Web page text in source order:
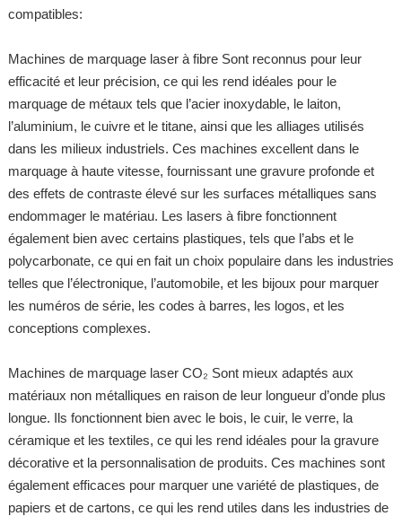
compatibles:
Machines de marquage laser à fibre Sont reconnus pour leur
efficacité et leur précision, ce qui les rend idéales pour le
marquage de métaux tels que l’acier inoxydable, le laiton,
l’aluminium, le cuivre et le titane, ainsi que les alliages utilisés
dans les milieux industriels. Ces machines excellent dans le
marquage à haute vitesse, fournissant une gravure profonde et
des effets de contraste élevé sur les surfaces métalliques sans
endommager le matériau. Les lasers à fibre fonctionnent
également bien avec certains plastiques, tels que l’abs et le
polycarbonate, ce qui en fait un choix populaire dans les industries
telles que l’électronique, l’automobile, et les bijoux pour marquer
les numéros de série, les codes à barres, les logos, et les
conceptions complexes.
Machines de marquage laser CO₂ Sont mieux adaptés aux
matériaux non métalliques en raison de leur longueur d’onde plus
longue. Ils fonctionnent bien avec le bois, le cuir, le verre, la
céramique et les textiles, ce qui les rend idéales pour la gravure
décorative et la personnalisation de produits. Ces machines sont
également efficaces pour marquer une variété de plastiques, de
papiers et de cartons, ce qui les rend utiles dans les industries de